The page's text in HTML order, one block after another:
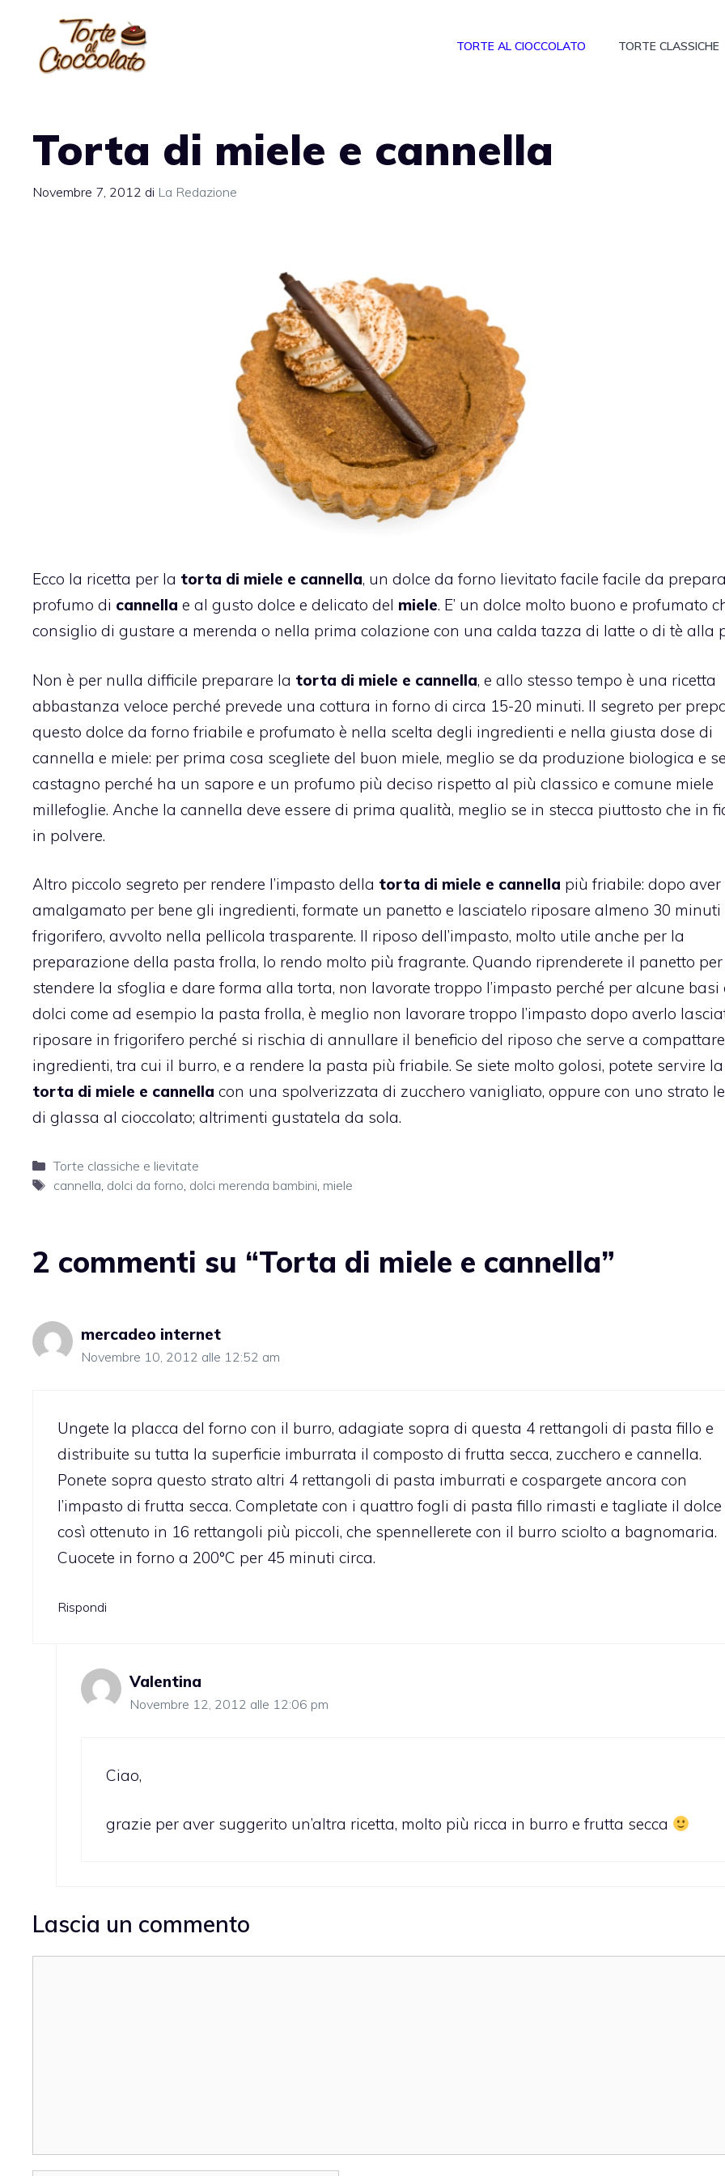
contenuto
TORTE AL CIOCCOLATO TORTE CLASSICHE
Torta di miele e cannella
Novembre 7, 2012 di La Redazione
Ecco la ricetta per la torta di miele e cannella, un dolce da forno lievitato facile facile da
profumo di cannella e al gusto dolce e delicato del miele. E’ un dolce molto buono e profumato
consiglio di gustare a merenda o nella prima colazione con una calda tazza di latte o di tè alla
Non è per nulla difficile preparare la torta di miele e cannella, e allo stesso tempo è una ricetta
abbastanza veloce perché prevede una cottura in forno di circa 15-20 minuti. Il segreto per
questo dolce da forno friabile e profumato è nella scelta degli ingredienti e nella giusta dose di
cannella e miele: per prima cosa scegliete del buon miele, meglio se da produzione biologica e
castagno perché ha un sapore e un profumo più deciso rispetto al più classico e comune miele
millefoglie. Anche la cannella deve essere di prima qualità, meglio se in stecca piuttosto che in
in polvere.
Altro piccolo segreto per rendere l’impasto della torta di miele e cannella più friabile: dopo aver
amalgamato per bene gli ingredienti, formate un panetto e lasciatelo riposare almeno 30 minuti
frigorifero, avvolto nella pellicola trasparente. Il riposo dell’impasto, molto utile anche per la
preparazione della pasta frolla, lo rendo molto più fragrante. Quando riprenderete il panetto per
stendere la sfoglia e dare forma alla torta, non lavorate troppo l’impasto perché per alcune basi
dolci come ad esempio la pasta frolla, è meglio non lavorare troppo l’impasto dopo averlo
riposare in frigorifero perché si rischia di annullare il beneficio del riposo che serve a
ingredienti, tra cui il burro, e a rendere la pasta più friabile. Se siete molto golosi, potete servire la
torta di miele e cannella con una spolverizzata di zucchero vanigliato, oppure con uno strato
di glassa al cioccolato; altrimenti gustatela da sola.
Categorie
Torte classiche e lievitate
Tag
cannella, dolci da forno, dolci merenda bambini, miele
2 commenti su “Torta di miele e cannella”
mercadeo internet
Novembre 10, 2012 alle 12:52 am
Ungete la placca del forno con il burro, adagiate sopra di questa 4 rettangoli di pasta fillo e
distribuite su tutta la superficie imburrata il composto di frutta secca, zucchero e cannella.
Ponete sopra questo strato altri 4 rettangoli di pasta imburrati e cospargete ancora con
l’impasto di frutta secca. Completate con i quattro fogli di pasta fillo rimasti e tagliate il dolce
così ottenuto in 16 rettangoli più piccoli, che spennellerete con il burro sciolto a bagnomaria.
Cuocete in forno a 200°C per 45 minuti circa.
Rispondi
Valentina
Novembre 12, 2012 alle 12:06 pm
Ciao,
grazie per aver suggerito un’altra ricetta, molto più ricca in burro e frutta secca
Lascia un commento